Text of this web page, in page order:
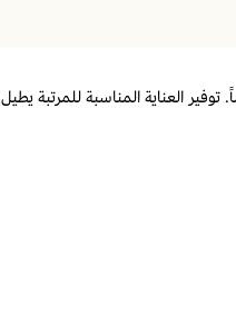
العناية المناسبة للمرتبة